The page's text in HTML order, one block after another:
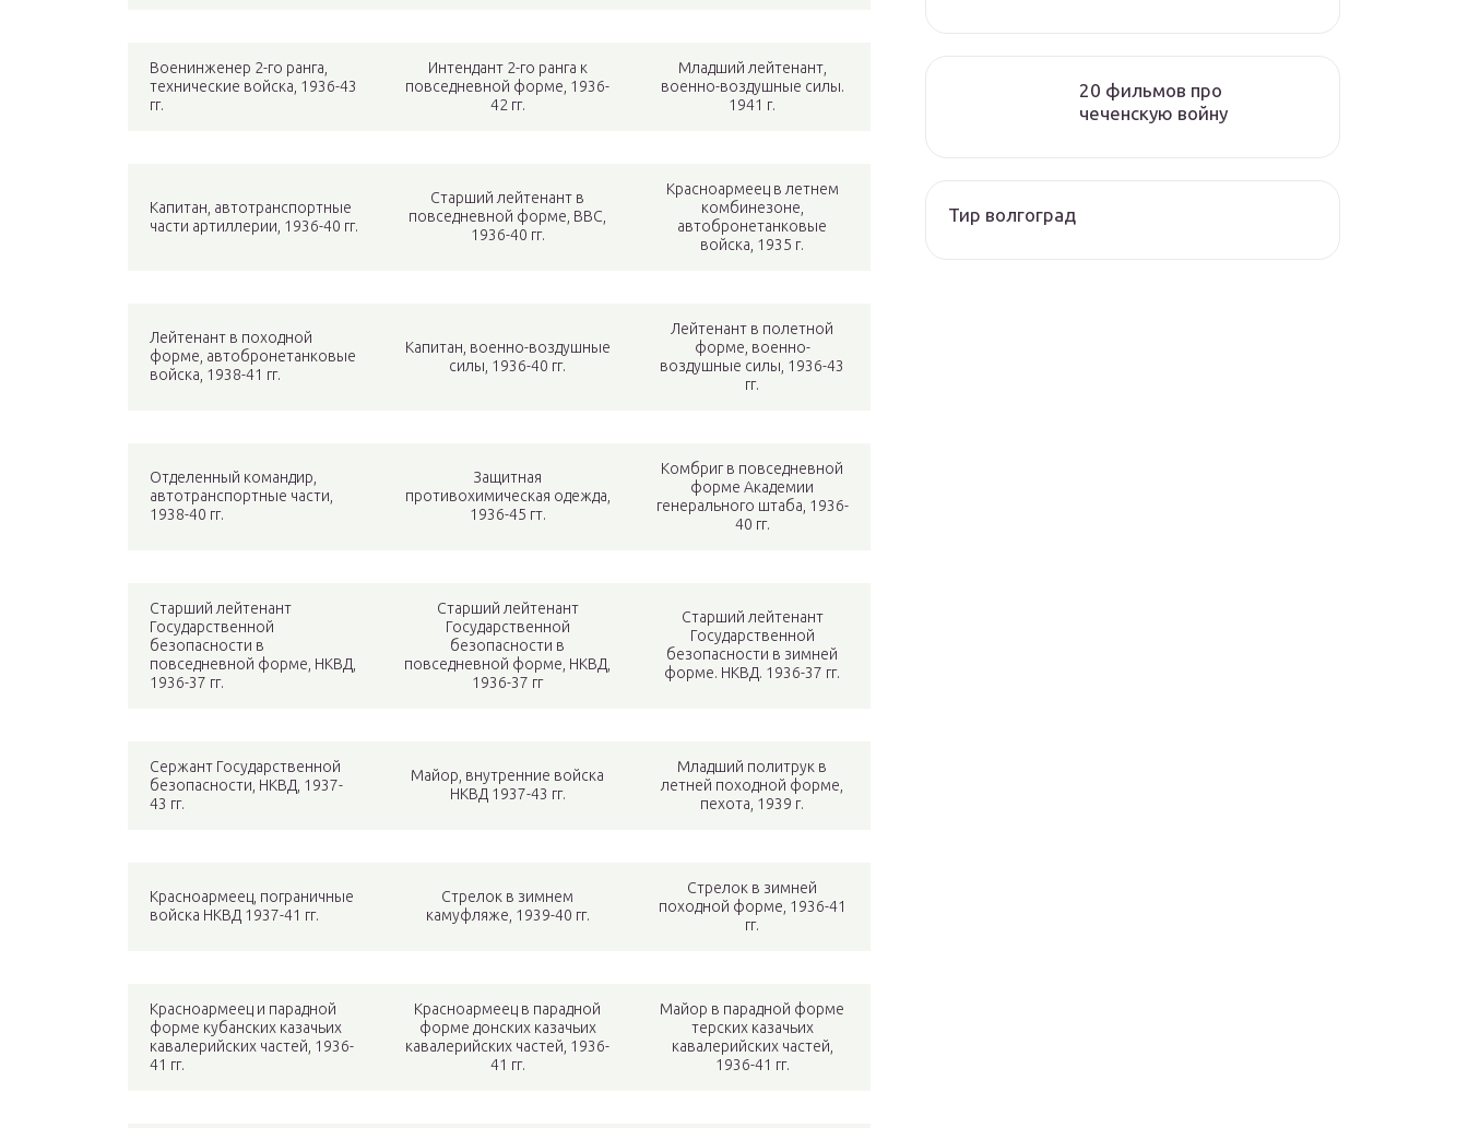
Военинженер 2-го ранга,
технические войска, 1936-43
гг.
Интендант 2-го ранга к
повседневной форме, 1936-
42 гг.
Младший лейтенант,
военно-воздушные силы.
1941 г.
Капитан, автотранспортные
части артиллерии, 1936-40 гг.
Старший лейтенант в
повседневной форме, ВВС,
1936-40 гг.
Красноармеец в летнем
комбинезоне,
автобронетанковые
войска, 1935 г.
Лейтенант в походной
форме, автобронетанковые
войска, 1938-41 гг.
Капитан, военно-воздушные
силы, 1936-40 гг.
Лейтенант в полетной
форме, военно-
воздушные силы, 1936-43
гг.
Отделенный командир,
автотранспортные части,
1938-40 гг.
Защитная
противохимическая одежда,
1936-45 гт.
Комбриг в повседневной
форме Академии
генерального штаба, 1936-
40 гг.
Старший лейтенант
Государственной
безопасности в
повседневной форме, НКВД,
1936-37 гг.
Старший лейтенант
Государственной
безопасности в
повседневной форме, НКВД,
1936-37 гг
Старший лейтенант
Государственной
безопасности в зимней
форме. НКВД. 1936-37 гг.
Сержант Государственной
безопасности, НКВД, 1937-
43 гг.
Майор, внутренние войска
НКВД 1937-43 гг.
Младший политрук в
летней походной форме,
пехота, 1939 г.
Красноармеец, пограничные
войска НКВД 1937-41 гг.
Стрелок в зимнем
камуфляже, 1939-40 гг.
Стрелок в зимней
походной форме, 1936-41
гг.
Красноармеец и парадной
форме кубанских казачьих
кавалерийских частей, 1936-
41 гг.
Красноармеец в парадной
форме донских казачьих
кавалерийских частей, 1936-
41 гг.
Майор в парадной форме
терских казачьих
кавалерийских частей,
1936-41 гг.
20 фильмов про
чеченскую войну
Тир волгоград